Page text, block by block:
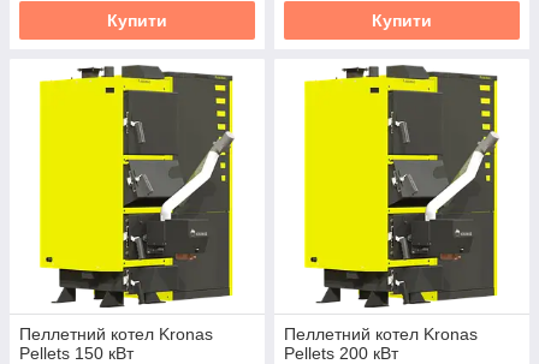
Купити Купити
Пеллетний котел Kronas
Pellets 150 кВт
Пеллетний котел Kronas
Pellets 200 кВт